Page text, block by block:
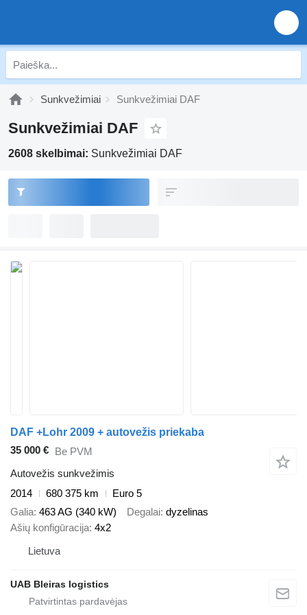
Sunkvežimiai Sunkvežimiai DAF
Sunkvežimiai DAF
2608 skelbimai: Sunkvežimiai DAF
DAF +Lohr 2009 + autovežis priekaba
35 000 € Be PVM
Autovežis sunkvežimis
2014
680 375 km
Euro 5
Galia 463 AG (340 kW) Degalai dyzelinas
Ašių konfigūracija 4x2
Lietuva
UAB Bleiras logistics